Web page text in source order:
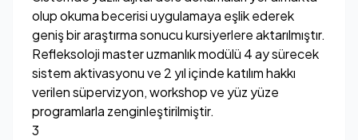
olup okuma becerisi uygulamaya eşlik ederek
geniş bir araştırma sonucu kursiyerlere aktarılmıştır.
Refleksoloji master uzmanlık modülü 4 ay sürecek
sistem aktivasyonu ve 2 yıl içinde katılım hakkı
verilen süpervizyon, workshop ve yüz yüze
programlarla zenginleştirilmiştir.
3